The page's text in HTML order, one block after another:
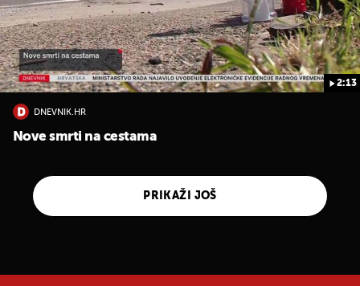
2:13
DNEVNIK.HR
Nove smrti na cestama
PRIKAŽI JOŠ